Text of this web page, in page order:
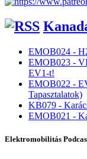
EMOB024 -
EMOB023 -
EV1-t!
EMOB022 -
Tapasztalatok)
KB079 -
EMOB021 -
Elektromobilitás